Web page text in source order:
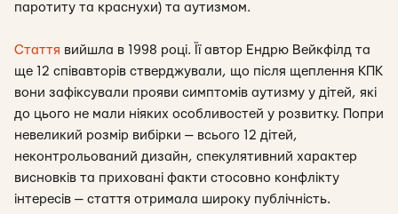
паротиту та краснухи) та аутизмом.
Стаття вийшла в 1998 році. Її автор Ендрю Вейкфілд та
ще 12 співавторів стверджували, що після щеплення КПК
вони зафіксували прояви симптомів аутизму у дітей, які
до цього не мали ніяких особливостей у розвитку. Попри
невеликий розмір вибірки — всього 12 дітей,
неконтрольований дизайн, спекулятивний характер
висновків та приховані факти стосовно конфлікту
інтересів — стаття отримала широку публічність.